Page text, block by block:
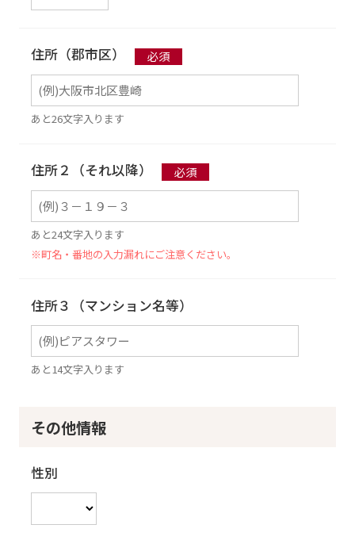
住所（郡市区）
あと26文字入ります
住所２（それ以降）
あと24文字入ります
※町名・番地の入力漏れにご注意ください。
住所３（マンション名等）
あと14文字入ります
その他情報
性別